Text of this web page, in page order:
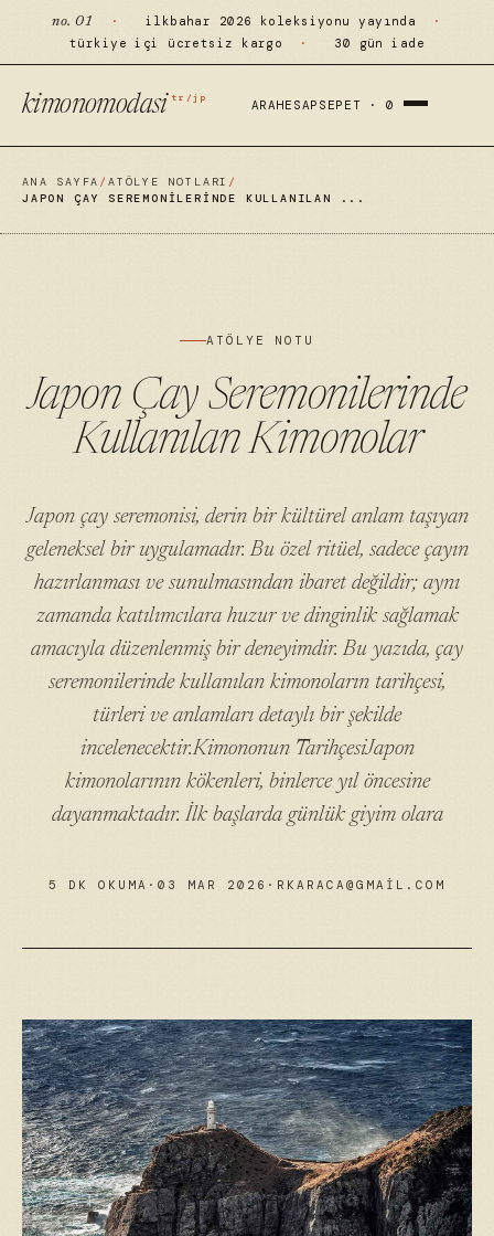
no. 01 · ilkbahar 2026 koleksiyonu yayında
·
türkiye içi ücretsiz kargo
· 30 gün iade
kimonomodasi tr/jp
ARAHESAP SEPET ·0
ANA SAYFA /ATÖLYE NOTLARI /
JAPON ÇAY SEREMONILERINDE KULLANILAN ...
ATÖLYE NOTU
Japon Çay Seremonilerinde
Kullanılan Kimonolar
Japon çay seremonisi, derin bir kültürel anlam taşıyan
geleneksel bir uygulamadır. Bu özel ritüel, sadece çayın
hazırlanması ve sunulmasından ibaret değildir; aynı
zamanda katılımcılara huzur ve dinginlik sağlamak
amacıyla düzenlenmiş bir deneyimdir. Bu yazıda, çay
seremonilerinde kullanılan kimonoların tarihçesi,
türleri ve anlamları detaylı bir şekilde
incelenecektir.Kimononun TarihçesiJapon
kimonolarının kökenleri, binlerce yıl öncesine
dayanmaktadır. İlk başlarda günlük giyim olara
5 DK OKUMA ·03 MAR 2026 · RKARACA@GMAIL.COM